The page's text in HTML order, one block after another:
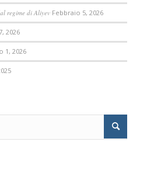
regime di Aliyev Febbraio 5, 2026
2026
1, 2026